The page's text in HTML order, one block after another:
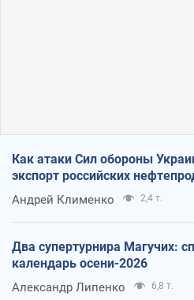
Как атаки Сил обороны
экспорт российских
Андрей Клименко 2,4 т.
Два супертурнира Магучих:
календарь осени-2026
Александр Липенко 6,8 т.